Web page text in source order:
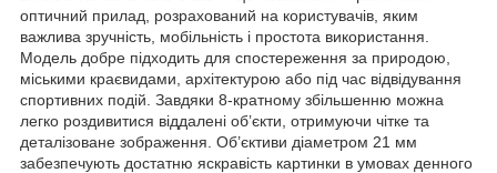
оптичний прилад, розрахований на користувачів, яким
важлива зручність, мобільність і простота використання.
Модель добре підходить для спостереження за природою,
міськими краєвидами, архітектурою або під час відвідування
спортивних подій. Завдяки 8-кратному збільшенню можна
легко роздивитися віддалені об’єкти, отримуючи чітке та
деталізоване зображення. Об’єктиви діаметром 21 мм
забезпечують достатню яскравість картинки в умовах денного